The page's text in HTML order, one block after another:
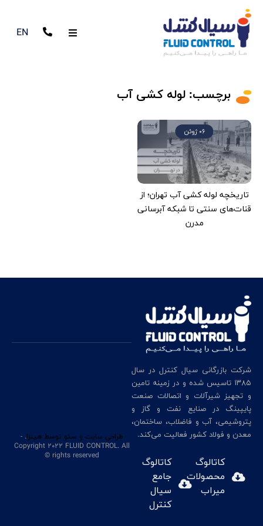
EN
برچسب: لوله کشی آب
06 ژوئن
تاریخچه لوله کشی آب تهران؛ از
قنات‌های سنتی تا شبکه آبرسانی
مدرن
شرکت بازرگانی سیال کنترل در سال
۱۳۸۵ تاسیس شده و در زمینه تامین
و تجهیز شیرآلات و اتصالات صنعت
پایپینگ در صنایع نفت و گاز و
پتروشیمی، آب و فاضلاب، ساختمان،
معدن و فولاد کشور فعالیت می‌کند.
کاتالوگ
محصولات
میراب
کاتالوگ
جامع
سیال
کنترل
طراحی سایت و سئو توسط هینزا. -
Copyright 2022 FLUID CONTROL. All
rights reserved ©